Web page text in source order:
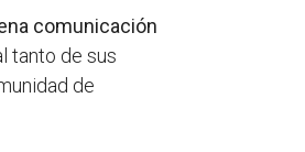
comunicación
tanto de sus
de